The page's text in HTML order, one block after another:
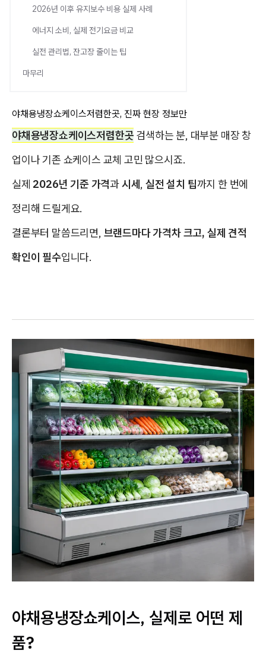
2026년 이후 유지보수 비용 실제 사례
에너지 소비, 실제 전기요금 비교
실전 관리법, 잔고장 줄이는 팁
마무리
야채용냉장쇼케이스저렴한곳, 진짜 현장 정보만
야채용냉장쇼케이스저렴한곳 검색하는 분, 대부분 매장 창
업이나 기존 쇼케이스 교체 고민 많으시죠.
실제 2026년 기준 가격과시세,실전 설치 팁까지 한 번에
정리해 드릴게요.
결론부터 말씀드리면, 브랜드마다 가격차 크고, 실제 견적
확인이 필수입니다.
야채용냉장쇼케이스, 실제로 어떤 제
품?